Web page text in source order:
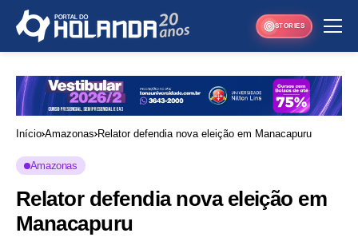
STORIES
Início Amazonas Relator defendia nova eleição em Manacapuru
Amazonas
Relator defendia nova eleição em
Manacapuru